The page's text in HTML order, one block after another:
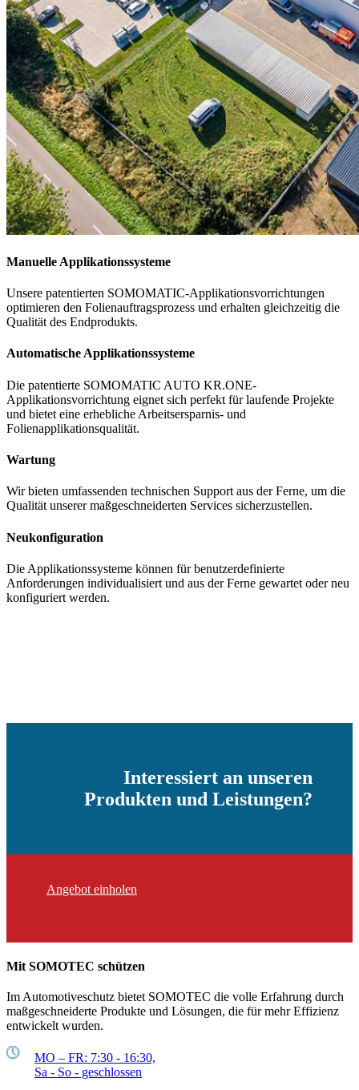
Manuelle Applikationssysteme
Unsere patentierten SOMOMATIC-Applikationsvorrichtungen
optimieren den Folienauftragsprozess und erhalten gleichzeitig die
Qualität des Endprodukts.
Automatische Applikationssysteme
Die patentierte SOMOMATIC AUTO KR.ONE-
Applikationsvorrichtung eignet sich perfekt für laufende Projekte
und bietet eine erhebliche Arbeitsersparnis- und
Folienapplikationsqualität.
Wartung
Wir bieten umfassenden technischen Support aus der Ferne, um die
Qualität unserer maßgeschneiderten Services sicherzustellen.
Neukonfiguration
Die Applikationssysteme können für benutzerdefinierte
Anforderungen individualisiert und aus der Ferne gewartet oder neu
konfiguriert werden.
Interessiert an unseren
Produkten und Leistungen?
Angebot einholen
Mit SOMOTEC schützen
Im Automotiveschutz bietet SOMOTEC die volle Erfahrung durch
maßgeschneiderte Produkte und Lösungen, die für mehr Effizienz
entwickelt wurden.
MO – FR: 7:30 - 16:30,
Sa - So - geschlossen